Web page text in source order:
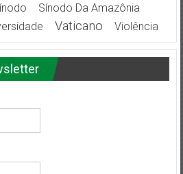
Sínodo Da Amazônia
Vaticano Violência